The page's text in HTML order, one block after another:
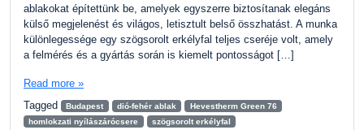
ablakokat építettünk be, amelyek egyszerre biztosítanak elegáns
külső megjelenést és világos, letisztult belső összhatást. A munka
különlegessége egy szögsorolt erkélyfal teljes cseréje volt, amely
a felmérés és a gyártás során is kiemelt pontosságot […]
Read more »
Tagged
Budapest dió-fehér ablak
Hevestherm Green 76
homlokzati nyílászárócsere
szögsorolt erkélyfal